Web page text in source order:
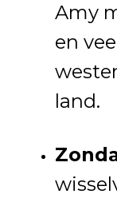
Amy
en
land.